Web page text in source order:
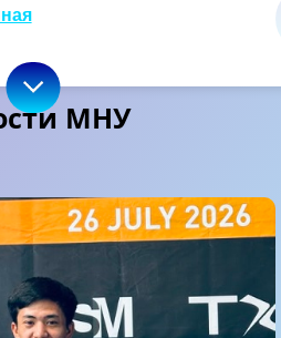
МНУ